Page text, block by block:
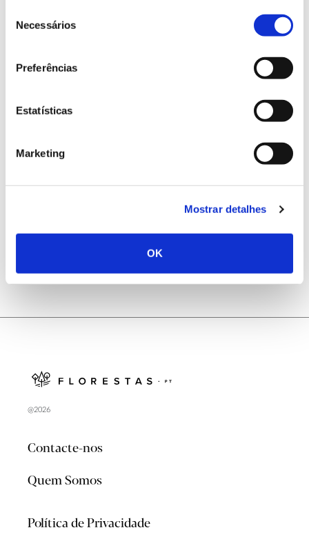
Necessários
Preferências
Estatísticas
Marketing
Mostrar detalhes
OK
Registar galhas de Trichi em acácia-das-espigas:
25.06.2026
Natureza e florestas procuram jovens voluntários
@2026
Contacte-nos
Quem Somos
Política de Privacidade